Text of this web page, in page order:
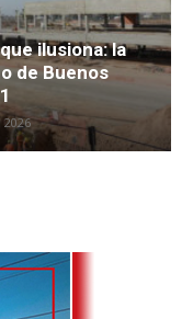
ilusiona: la
de Buenos